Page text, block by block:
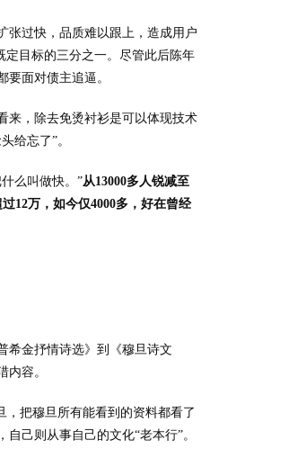
张过快，品质难以跟上，造成用户
定目标的三分之一。尽管此后陈年
面对债主追逼。
来，除去免烫衬衫是可以体现技术
给忘了”。
么叫做快。”从13000多人锐减至
12万，如今仅4000多，好在曾经
希金抒情诗选》到《穆旦诗文
容。
，把穆旦所有能看到的资料都看了
己则从事自己的文化“老本行”。